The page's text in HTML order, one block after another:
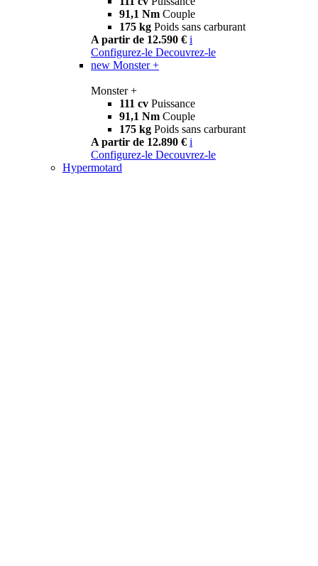
91,1 Nm Couple
175 kg Poids sans carburant
A partir de 12.590 € i
Configurez-le Decouvrez-le
new Monster +
Monster +
111 cv Puissance
91,1 Nm Couple
175 kg Poids sans carburant
A partir de 12.890 € i
Configurez-le Decouvrez-le
Hypermotard